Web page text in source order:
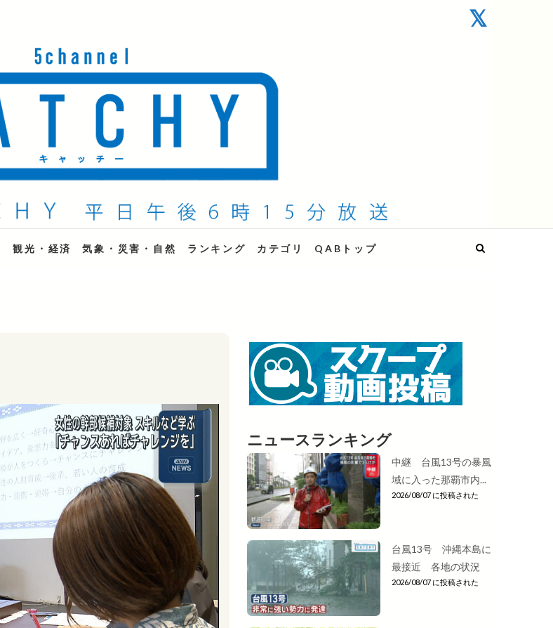
観光・経済 気象・災害・自然 ランキング カテゴリ QABトップ
ニュースランキング
中継 台風13号の暴風
域に入った那覇市内...
2026/08/07 に投稿された
台風13号 沖縄本島に
最接近 各地の状況
2026/08/07 に投稿された